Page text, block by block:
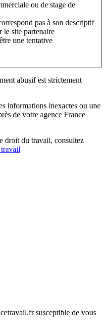
ou de stage de
pas à son descriptif
le site partenaire
une tentative
abusif est strictement
informations inexactes ou une
de votre agence France
droit du travail, consultez
susceptible de vous